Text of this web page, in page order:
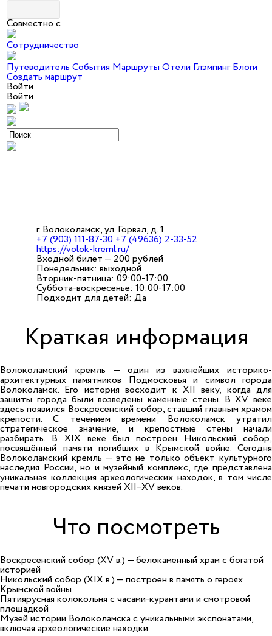
Совместно с
Сотрудничество
Путеводитель События Маршруты Отели Глэмпинг Блоги
Создать маршрут
Войти
Войти
г. Волоколамск, ул. Горвал, д. 1
+7 (903) 111-87-30 +7 (49636) 2-33-52
https://volok-kreml.ru/
Входной билет — 200 рублей
Понедельник: выходной
Вторник-пятница: 09:00-17:00
Суббота-воскресенье: 10:00-17:00
Подходит для детей: Да
Краткая информация
Волоколамский кремль — один из важнейших историко-
архитектурных памятников Подмосковья и символ города
Волоколамск. Его история восходит к XII веку, когда для
защиты города были возведены каменные стены. В XV веке
здесь появился Воскресенский собор, ставший главным храмом
крепости. С течением времени Волоколамск утратил
стратегическое значение, и крепостные стены начали
разбирать. В XIX веке был построен Никольский собор,
посвящённый памяти погибших в Крымской войне. Сегодня
Волоколамский кремль — это не только объект культурного
наследия России, но и музейный комплекс, где представлена
уникальная коллекция археологических находок, в том числе
печати новгородских князей XII–XV веков.
Что посмотреть
Воскресенский собор (XV в.) — белокаменный храм с богатой
историей
Никольский собор (XIX в.) — построен в память о героях
Крымской войны
Пятиярусная колокольня с часами-курантами и смотровой
площадкой
Музей истории Волоколамска с уникальными экспонатами,
включая археологические находки